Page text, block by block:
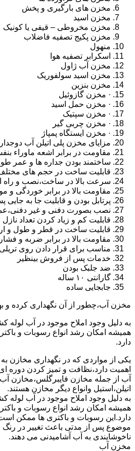
مخزن های بارگیری و پخش
مخزن اسید
مخزن مخروطی – قیفی یا کونیک
مخزن پکیج تصفیه فاضلاب
منهول
اسکرابر تصفیه هوا
مخزن آب ژاول
مخزن اسید سولفوریک
مخزن بنزین
· مخزن گازوئیل
· مخزن حمل اسید
· مخزن سپتیک
· مخزن چربی گیر
· مخزن ایستگاه پمپاژ
مزایای مخزن پلی اتیلن آب
مقاومت در برابر اشعه ماوراء
ساختمند بودن جداره ها و عمر
قابلیت ساخت در حجم های
سرعت بالا در ساخت،نصب و راه
مقاومت بالا در برابر خوردگی و
پرتابل بودن و قابلیت جا به
نصب بصورت دفنی و غیر
قابلیت کم و زیاد کردن تعداد نازل
قابلیت ساخت در قطر و طول و
مقاومت بالا در برابر ضربه و
مناسب برای قرار دادن روی
خدمات پس از فروش بینظیر
ضد جلبک بودن
گارانتی ۱۰ ساله
جابجایی ساده
مخزن آب،چطور از آن نگهداری کرده و
به دلیل وجود املاح موجود در آب
همیشه امکان رشد انواع رسوبات و
دارد.
یکی از مواردی که در نگهداری مخازن
اهمیت دارد،نظافت و تمیز کردن دوره
آب از جمله مخازن فایبرگلس،مخازن
اتیلن،استیل وانواع دیگر مخازن هستند.
به دلیل وجود املاح موجود در آب
همیشه امکان رشد انواع رسوبات و
دارد.این رسوبات و باکتری ها ممکن است
موضوع پس از مدتی باعث تغییر در
ناخوشایندی به آب آشامیدنی می دهند.
مخزن آب